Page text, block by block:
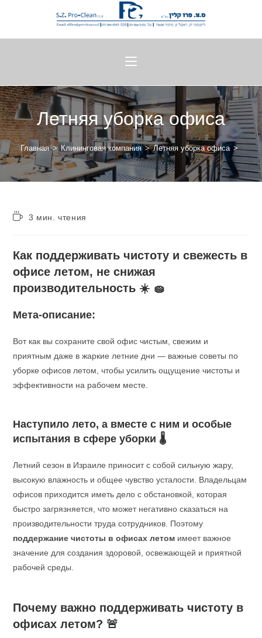
Летняя уборка офиса
Главная > Клининговая компания > Летняя уборка офиса >
3 мин. чтения
Как поддерживать чистоту и свежесть в
офисе летом, не снижая
производительность ☀️ 🧽
Мета-описание:
Вот как вы сохраните свой офис чистым, свежим и
приятным даже в жаркие летние дни — важные советы по
уборке офисов летом, чтобы усилить ощущение чистоты и
эффективности на рабочем месте.
Наступило лето, а вместе с ним и особые
испытания в сфере уборки 🌡️
Летний сезон в Израиле приносит с собой сильную жару,
высокую влажность и общее чувство усталости. Владельцам
офисов приходится иметь дело с обстановкой, которая
быстро загрязняется, что может негативно сказаться на
производительности труда сотрудников. Поэтому
поддержание чистоты в офисах летом имеет важное
значение для создания здоровой, освежающей и приятной
рабочей среды.
Почему важно поддерживать чистоту в
офисах летом? 🚨